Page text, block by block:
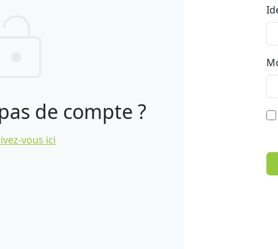
de compte ?
vous ici